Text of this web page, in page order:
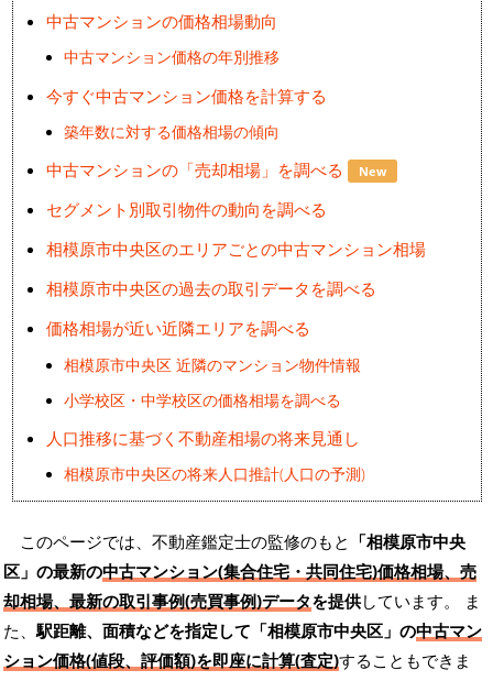
中古マンションの価格相場動向
中古マンション価格の年別推移
今すぐ中古マンション価格を計算する
築年数に対する価格相場の傾向
中古マンションの「売却相場」を調べる New
セグメント別取引物件の動向を調べる
相模原市中央区のエリアごとの中古マンション相場
相模原市中央区の過去の取引データを調べる
価格相場が近い近隣エリアを調べる
相模原市中央区 近隣のマンション物件情報
小学校区・中学校区の価格相場を調べる
人口推移に基づく不動産相場の将来見通し
相模原市中央区の将来人口推計(人口の予測)
このページでは、不動産鑑定士の監修のもと 「相模原市中央
区」の最新の中古マンション(集合住宅・共同住宅)価格相場、売
却相場、最新の取引事例(売買事例)データを提供しています。 ま
た、 駅距離、面積などを指定して「相模原市中央区」の中古マン
ション価格(値段、評価額)を即座に計算(査定)することもできま